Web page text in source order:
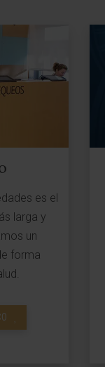
es el
larga y
un
forma